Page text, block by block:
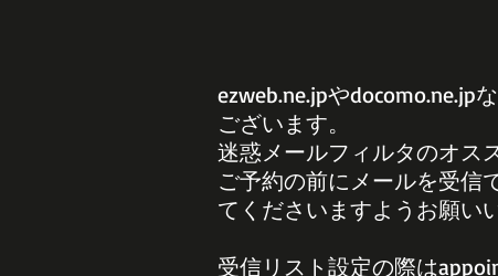
ezweb.ne.jpやdocomo.ne.jp
ございます。
迷惑メールフィルタのオス
ご予約の前にメールを受信
てくださいますようお願い
受信リスト設定の際は